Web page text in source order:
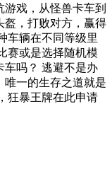
游戏，从怪兽卡车到
盔，打败对方，赢得
车辆在不同等级里
赛或是选择随机模
车吗？ 逃避不是办
唯一的生存之道就是
狂暴王牌在此申请